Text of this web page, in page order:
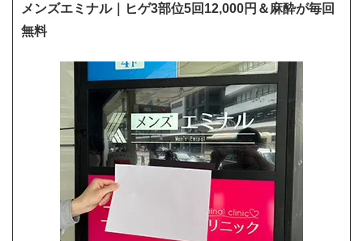
メンズエミナル｜ヒゲ3部位5回12,000円＆麻酔が毎回
無料